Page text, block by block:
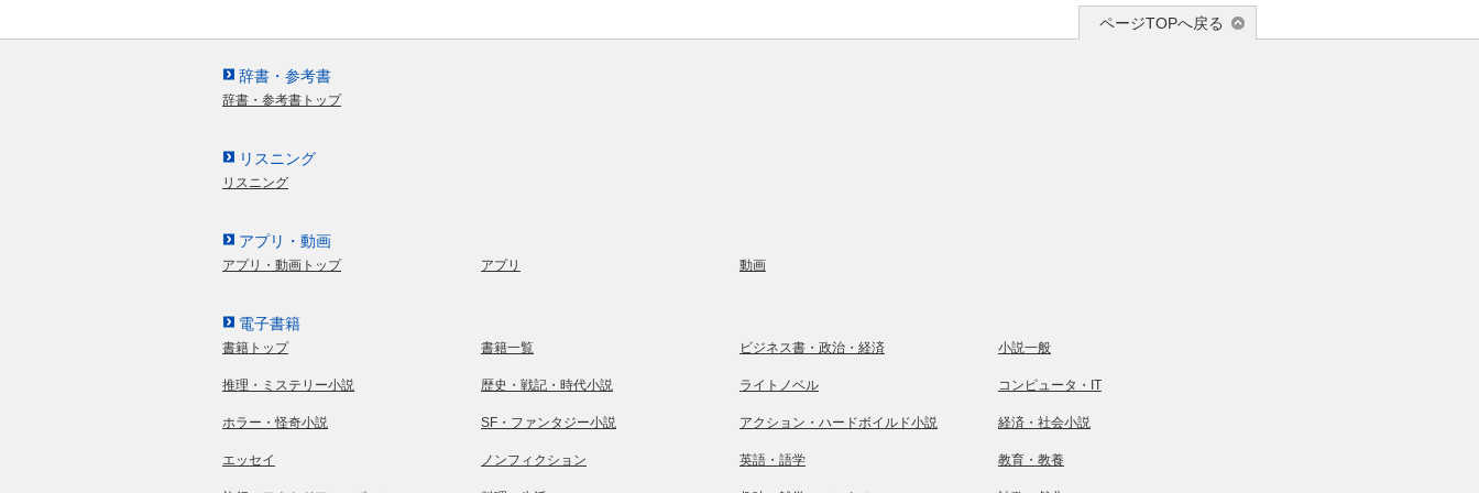
辞書・参考書
辞書・参考書トップ
リスニング
リスニング
アプリ・動画
アプリ・動画トップ アプリ 動画
電子書籍
書籍トップ 書籍一覧 ビジネス書・政治・経済 小説一般
推理・ミステリー小説 歴史・戦記・時代小説 ライトノベル コンピュータ・IT
ホラー・怪奇小説 SF・ファンタジー小説 アクション・ハードボイルド小説 経済・社会小説
エッセイ ノンフィクション 英語・語学 教育・教養
ページTOPへ戻る